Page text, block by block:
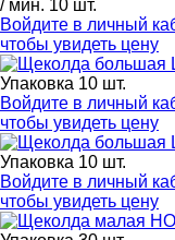
/ мин. 10 шт.
Войдите в личный
чтобы увидеть цену
Упаковка 10 шт.
Войдите в личный
чтобы увидеть цену
Упаковка 10 шт.
Войдите в личный
чтобы увидеть цену